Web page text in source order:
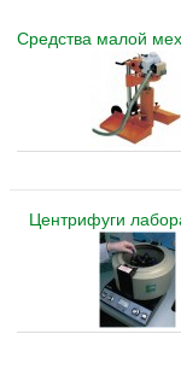
Средства малой
Центрифуги